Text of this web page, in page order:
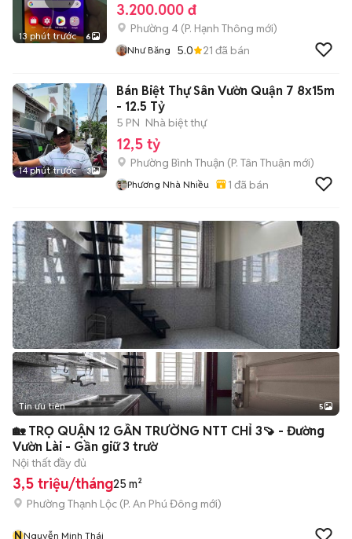
13 phút trước 6
3.200.000 đ
Phường 4 (P. Hạnh Thông mới)
Như Băng 5.0 21 đã bán
14 phút trước 3
Bán Biệt Thự Sân Vườn Quận 7 8x15m
- 12.5 Tỷ
5 PN Nhà biệt thự
12,5 tỷ
Phường Bình Thuận (P. Tân Thuận mới)
Phương Nhà Nhiều 1 đã bán
Tin ưu tiên 5
🏡 TRỌ QUẬN 12 GẦN TRƯỜNG NTT CHỈ 3🍠 - Đường
Vườn Lài - Gần giữ 3 trườ
Nội thất đầy đủ
3,5 triệu/tháng25 m²
Phường Thạnh Lộc (P. An Phú Đông mới)
NNguyễn Minh Thái